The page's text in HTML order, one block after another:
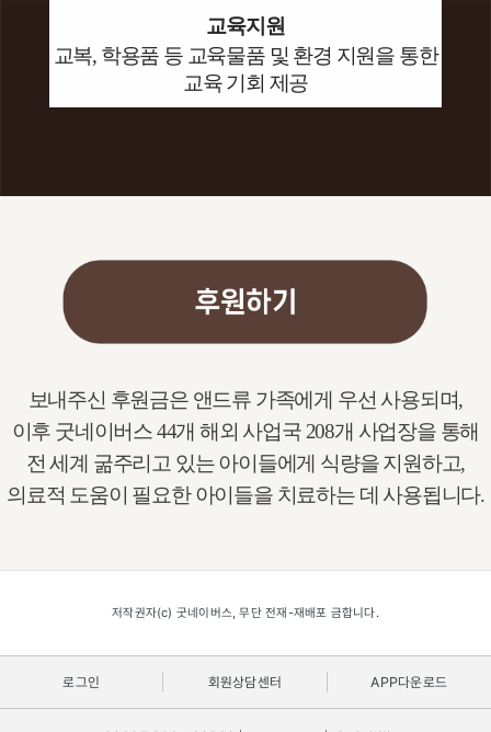
교육지원
교복, 학용품 등 교육물품 및 환경 지원을 통한
교육 기회 제공
보내주신 후원금은 앤드류 가족에게 우선 사용되며,
이후 굿네이버스 44개 해외 사업국 208개 사업장을 통해​
전 세계 굶주리고 있는 아이들에게 식량을 지원하고,
의료적 도움이 필요한 아이들을 치료하는 데 사용됩니다.
저작권자(c) 굿네이버스, 무단 전재-재배포 금합니다.
로그인 회원상담센터 APP다운로드